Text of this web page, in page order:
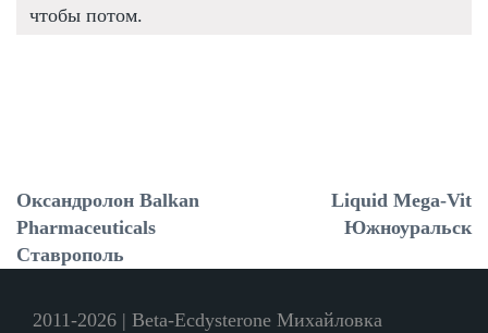
чтобы потом.
Оксандролон Balkan
Pharmaceuticals
Ставрополь
Liquid Mega-Vit
Южноуральск
2011-2026 | Beta-Ecdysterone Михайловка